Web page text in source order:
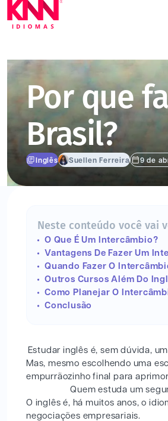
Por que
Brasil?
Inglês Suellen Ferreira 9 de
Neste conteúdo você vai
O Que É Um Intercâmbio?
Vantagens De Fazer Um
Quando Fazer O
Outros Cursos Além Do
Como Planejar O
Conclusão
Estudar inglês é, sem dúvida,
Mas, mesmo escolhendo uma
empurrãozinho final para
Quem estuda um
O inglês é, há muitos anos, o
negociações empresariais.